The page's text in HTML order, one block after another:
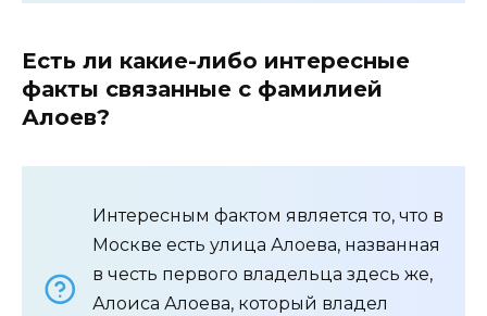
Есть ли какие-либо интересные
факты связанные с фамилией
Алоев?
Интересным фактом является то, что в
Москве есть улица Алоева, названная
в честь первого владельца здесь же,
Алоиса Алоева, который владел